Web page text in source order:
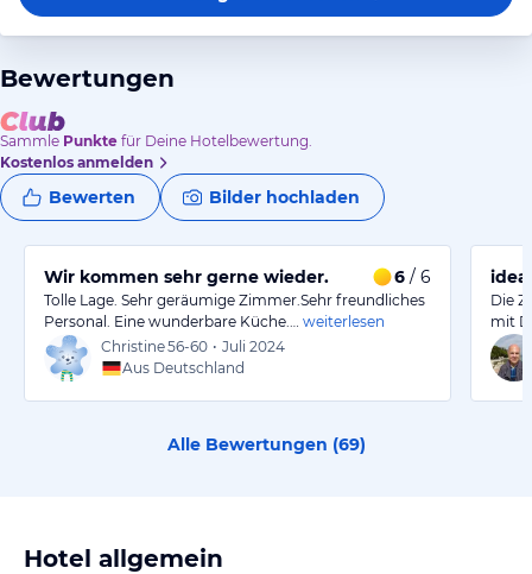
Bewertungen
Sammle Punkte für Deine Hotelbewertung.
Kostenlos anmelden
Bewerten Bilder hochladen
Wir kommen sehr gerne wieder. 6 / 6
Tolle Lage. Sehr geräumige Zimmer.Sehr freundliches
Personal. Eine wunderbare Küche.…
weiterlesen
Christine56-60 • Juli 2024
Aus Deutschland
Die
mit
Alle Bewertungen (69)
Hotel allgemein